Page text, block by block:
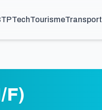
TechTourismeTransport
F)